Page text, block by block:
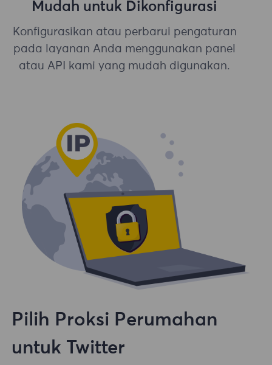
Mudah untuk Dikonfigurasi
Konfigurasikan atau perbarui pengaturan
pada layanan Anda menggunakan panel
atau API kami yang mudah digunakan.
Pilih Proksi Perumahan
untuk Twitter